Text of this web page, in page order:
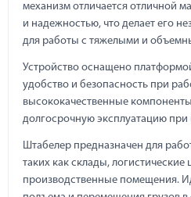
механизм отличается отличной
и надежностью, что делает его
для работы с тяжелыми и
Устройство оснащено
удобство и безопасность при
высококачественные
долгосрочную эксплуатацию при
Штабелер предназначен для
таких как склады,
производственные помещения.